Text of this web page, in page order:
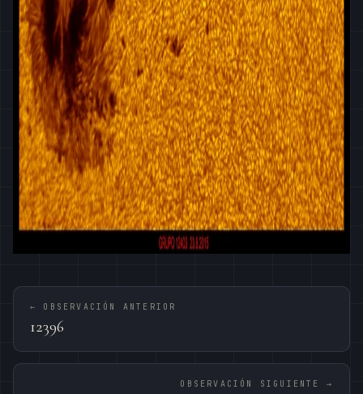
← OBSERVACIÓN ANTERIOR
12396
OBSERVACIÓN SIGUIENTE →